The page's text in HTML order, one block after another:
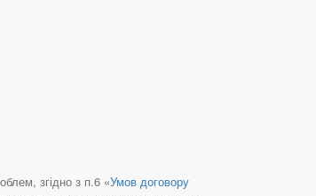
згідно з п.6 «Умов договору